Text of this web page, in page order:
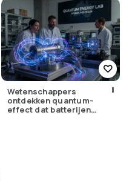
Wetenschappers
ontdekken quantum-
effect dat batterijen